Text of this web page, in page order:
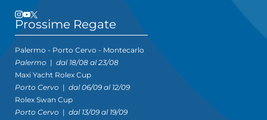
Prossime Regate
Palermo - Porto Cervo - Montecarlo
Palermo | dal 18/08 al 23/08
Maxi Yacht Rolex Cup
Porto Cervo | dal 06/09 al 12/09
Rolex Swan Cup
Porto Cervo | dal 13/09 al 19/09